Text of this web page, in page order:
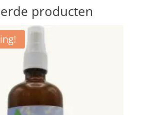
producten